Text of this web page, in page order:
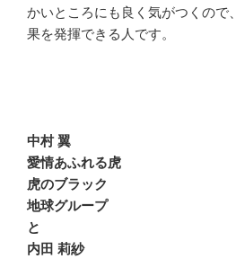
かいところにも良く気がつくので
果を発揮できる人です。
中村 翼
愛情あふれる虎
虎のブラック
地球グループ
と
内田 莉紗